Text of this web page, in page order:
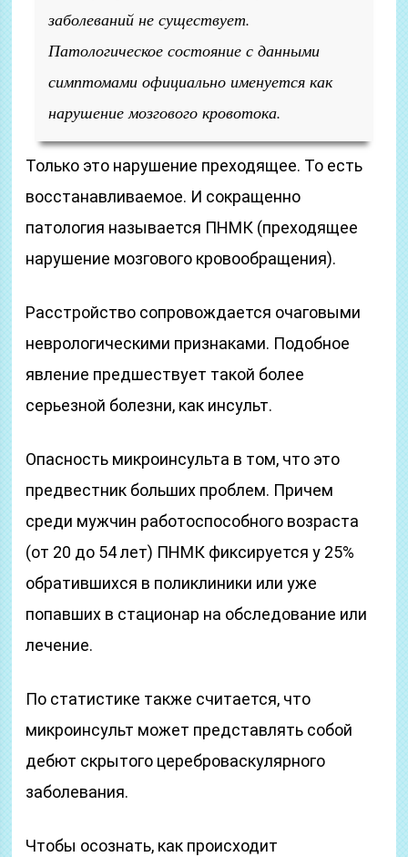
заболеваний не существует.
Патологическое состояние с данными
симптомами официально именуется как
нарушение мозгового кровотока.
Только это нарушение преходящее. То есть
восстанавливаемое. И сокращенно
патология называется ПНМК (преходящее
нарушение мозгового кровообращения).
Расстройство сопровождается очаговыми
неврологическими признаками. Подобное
явление предшествует такой более
серьезной болезни, как инсульт.
Опасность микроинсульта в том, что это
предвестник больших проблем. Причем
среди мужчин работоспособного возраста
(от 20 до 54 лет) ПНМК фиксируется у 25%
обратившихся в поликлиники или уже
попавших в стационар на обследование или
лечение.
По статистике также считается, что
микроинсульт может представлять собой
дебют скрытого цереброваскулярного
заболевания.
Чтобы осознать, как происходит